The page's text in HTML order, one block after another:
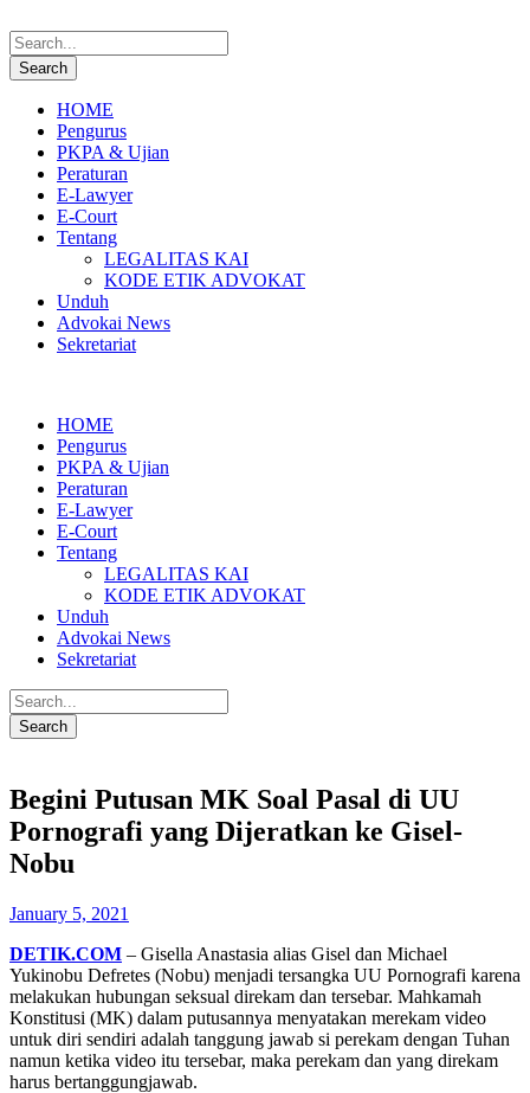
HOME
Pengurus
PKPA & Ujian
Peraturan
E-Lawyer
E-Court
Tentang
LEGALITAS KAI
KODE ETIK ADVOKAT
Unduh
Advokai News
Sekretariat
HOME
Pengurus
PKPA & Ujian
Peraturan
E-Lawyer
E-Court
Tentang
LEGALITAS KAI
KODE ETIK ADVOKAT
Unduh
Advokai News
Sekretariat
Begini Putusan MK Soal Pasal di UU
Pornografi yang Dijeratkan ke Gisel-
Nobu
January 5, 2021
DETIK.COM – Gisella Anastasia alias Gisel dan Michael
Yukinobu Defretes (Nobu) menjadi tersangka UU Pornografi karena
melakukan hubungan seksual direkam dan tersebar. Mahkamah
Konstitusi (MK) dalam putusannya menyatakan merekam video
untuk diri sendiri adalah tanggung jawab si perekam dengan Tuhan
namun ketika video itu tersebar, maka perekam dan yang direkam
harus bertanggungjawab.